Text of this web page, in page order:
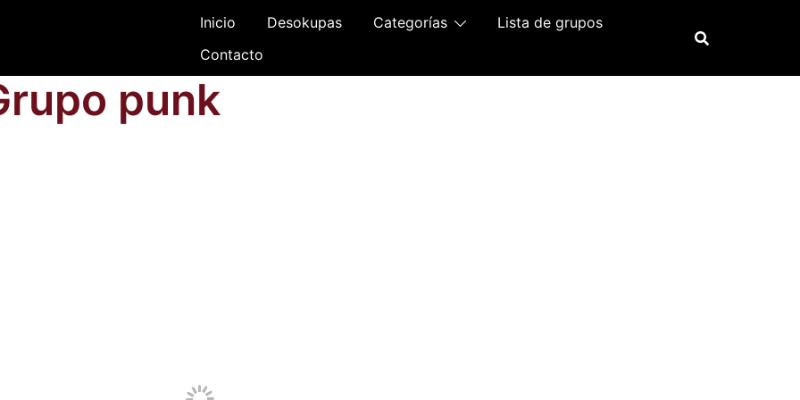
Inicio Desokupas Categorías
Lista de grupos
Contacto
punk